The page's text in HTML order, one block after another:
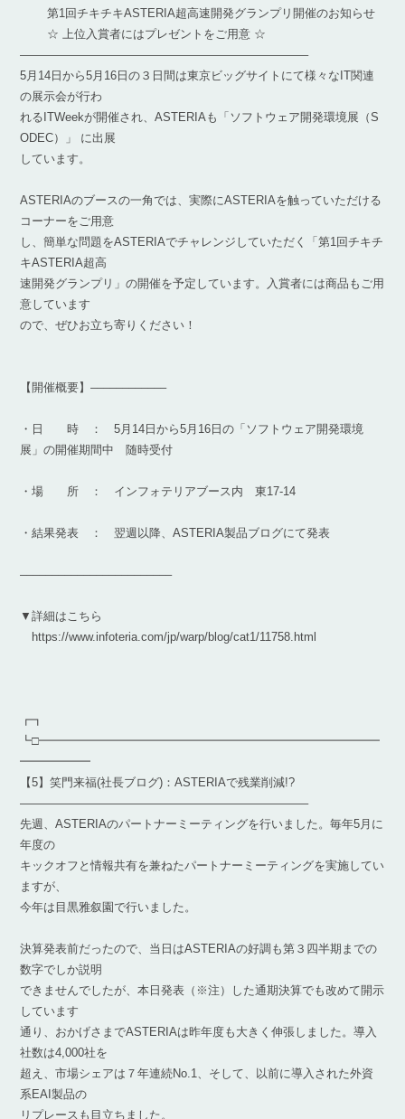
第1回チキチキASTERIA超高速開発グランプリ開催のお知らせ
☆ 上位入賞者にはプレゼントをご用意 ☆
————————————————————————–
5月14日から5月16日の３日間は東京ビッグサイトにて様々なIT関連
の展示会が行わ
れるITWeekが開催され、ASTERIAも「ソフトウェア開発環境展（S
ODEC）」 に出展
しています。
ASTERIAのブースの一角では、実際にASTERIAを触っていただける
コーナーをご用意
し、簡単な問題をASTERIAでチャレンジしていただく「第1回チキチ
キASTERIA超高
速開発グランプリ」の開催を予定しています。入賞者には商品もご用
意しています
ので、ぜひお立ち寄りください！
【開催概要】––––––––––––
・日 時 ： 5月14日から5月16日の「ソフトウェア開発環境
展」の開催期間中 随時受付
・場 所 ： インフォテリアブース内 東17-14
・結果発表 ： 翌週以降、ASTERIA製品ブログにて発表
––––––––––––––––––––––––
▼詳細はこちら
https://www.infoteria.com/jp/warp/blog/cat1/11758.html
┏┓
┗□━━━━━━━━━━━━━━━━━━━━━━━━━━━━━
━━━━━━
【5】笑門来福(社長ブログ)：ASTERIAで残業削減!?
————————————————————————–
先週、ASTERIAのパートナーミーティングを行いました。毎年5月に
年度の
キックオフと情報共有を兼ねたパートナーミーティングを実施してい
ますが、
今年は目黒雅叙園で行いました。
決算発表前だったので、当日はASTERIAの好調も第３四半期までの
数字でしか説明
できませんでしたが、本日発表（※注）した通期決算でも改めて開示
しています
通り、おかげさまでASTERIAは昨年度も大きく伸張しました。導入
社数は4,000社を
超え、市場シェアは７年連続No.1、そして、以前に導入された外資
系EAI製品の
リプレースも目立ちました。